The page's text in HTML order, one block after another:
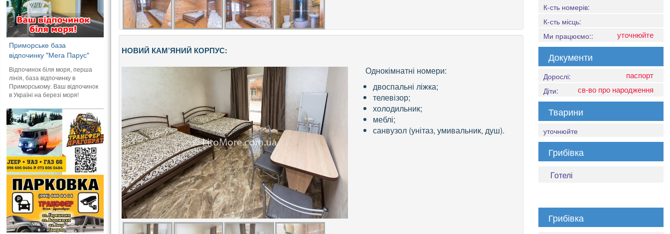
НОВИЙ КАМ’ЯНИЙ КОРПУС:
Однокімнатні номери:
двоспальні ліжка;
телевізор;
холодильник;
меблі;
санвузол (унітаз, умивальник, душ).
К-сть номерів:
К-сть місць:
Ми працюємо::
уточнюйте
Документи
Дорослі: паспорт
Діти: св-во про народження
Тварини
уточнюйте
Грибівка
Готелі
Грибівка
Приморське база
відпочинку "Мега Парус"
Відпочинок біля моря, перша
лінія, база відпочинку в
Приморському. Ваш відпочинок
в Україні на березі моря!